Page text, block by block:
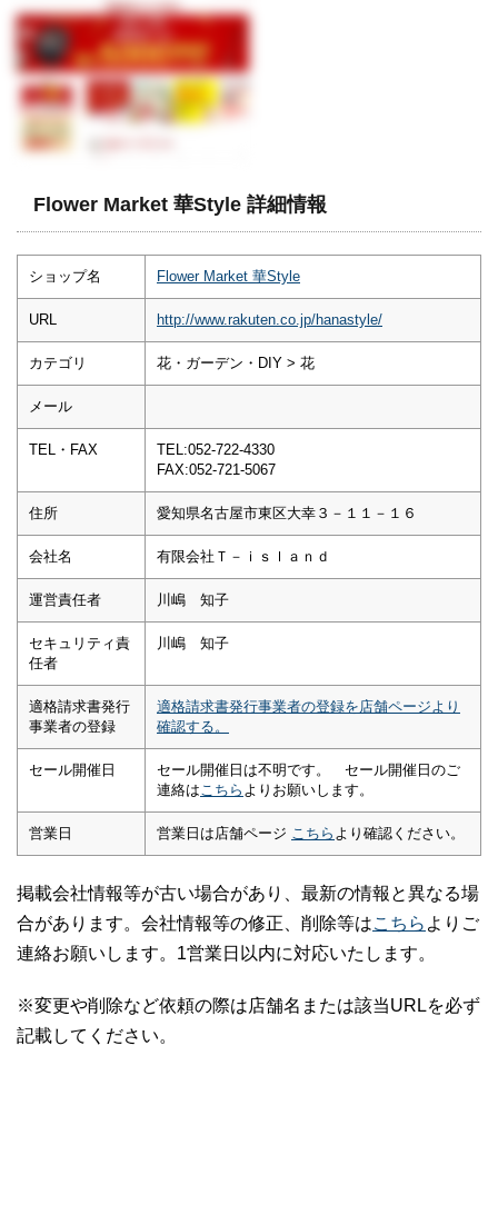
Flower Market 華Style 詳細情報
ショップ名 Flower Market 華Style
URL http://www.rakuten.co.jp/hanastyle/
カテゴリ 花・ガーデン・DIY > 花
メール
TEL・FAX
TEL:052-722-4330
FAX:052-721-5067
住所 愛知県名古屋市東区大幸３－１１－１６
会社名 有限会社Ｔ－ｉｓｌａｎｄ
運営責任者 川嶋 知子
セキュリティ責
任者
川嶋 知子
適格請求書発行
事業者の登録
適格請求書発行事業者の登録を店舗ページより
確認する。
セール開催日
セール開催日は不明です。 セール開催日のご
連絡は こちら よりお願いします。
営業日 営業日は店舗ページ こちら より確認ください。
掲載会社情報等が古い場合があり、最新の情報と異なる場
合があります。会社情報等の修正、削除等はこちら よりご
連絡お願いします。1営業日以内に対応いたします。
※変更や削除など依頼の際は店舗名または該当URLを必ず
記載してください。